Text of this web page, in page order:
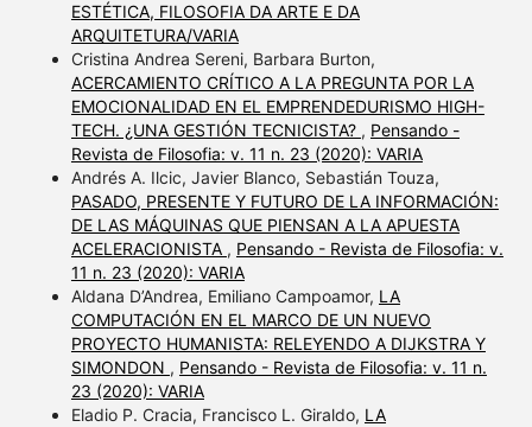
ESTÉTICA, FILOSOFIA DA ARTE E DA
ARQUITETURA/VARIA
Cristina Andrea Sereni, Barbara Burton,
ACERCAMIENTO CRÍTICO A LA PREGUNTA POR LA
EMOCIONALIDAD EN EL EMPRENDEDURISMO HIGH-
TECH. ¿UNA GESTIÓN TECNICISTA? , Pensando -
Revista de Filosofia: v. 11 n. 23 (2020): VARIA
Andrés A. Ilcic, Javier Blanco, Sebastián Touza,
PASADO, PRESENTE Y FUTURO DE LA INFORMACIÓN:
DE LAS MÁQUINAS QUE PIENSAN A LA APUESTA
ACELERACIONISTA , Pensando - Revista de Filosofia: v.
11 n. 23 (2020): VARIA
Aldana D’Andrea, Emiliano Campoamor, LA
COMPUTACIÓN EN EL MARCO DE UN NUEVO
PROYECTO HUMANISTA: RELEYENDO A DIJKSTRA Y
SIMONDON , Pensando - Revista de Filosofia: v. 11 n.
23 (2020): VARIA
Eladio P. Cracia, Francisco L. Giraldo, LA